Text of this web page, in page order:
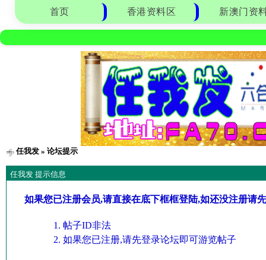
首页 香港资料区 新澳门资
任我发» 论坛提示
任我发 提示信息
如果您已注册会员,请直接在底下框框登陆,如还没注册请
帖子ID非法
如果您已注册,请先登录论坛即可游览帖子